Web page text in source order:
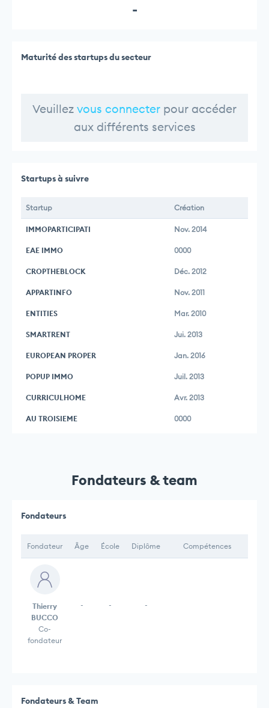
-
Maturité des startups du secteur
Veuillez vous connecter pour accéder
aux différents services
Startups à suivre
Startup Création
IMMOPARTICIPATI Nov. 2014
EAE IMMO 0000
CROPTHEBLOCK Déc. 2012
APPARTINFO Nov. 2011
ENTITIES Mar. 2010
SMARTRENT Jui. 2013
EUROPEAN PROPER Jan. 2016
POPUP IMMO Juil. 2013
CURRICULHOME Avr. 2013
AU TROISIEME 0000
Fondateurs & team
Fondateurs
Fondateur Âge École Diplôme Compétences
Thierry
BUCCO
Co-
fondateur
- - -
Fondateurs & Team